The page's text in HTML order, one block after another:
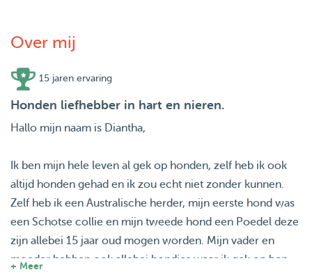
Over mij
15 jaren ervaring
Honden liefhebber in hart en nieren.
Hallo mijn naam is Diantha,
Ik ben mijn hele leven al gek op honden, zelf heb ik ook
altijd honden gehad en ik zou echt niet zonder kunnen.
Zelf heb ik een Australische herder, mijn eerste hond was
een Schotse collie en mijn tweede hond een Poedel deze
zijn allebei 15 jaar oud mogen worden. Mijn vader en
moeder hebben ook allebei hondjes waar ik gek op ben,
+ Meer